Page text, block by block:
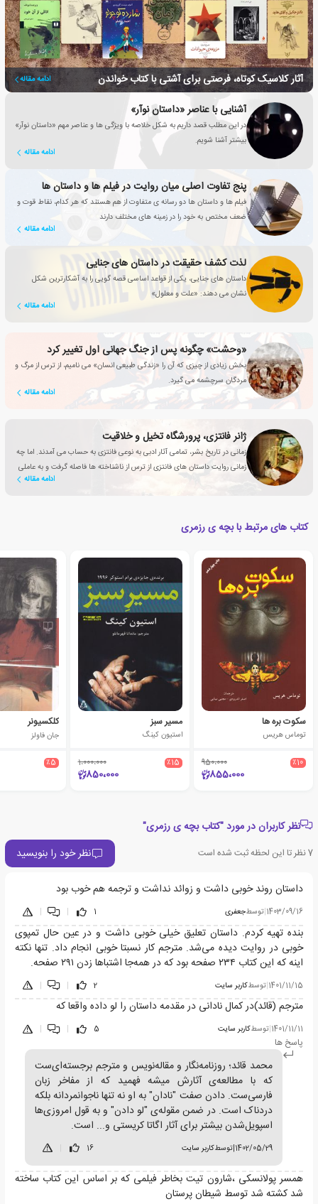
آثار کلاسیک کوتاه، فرصتی برای آشتی با کتاب خواندن ادامه مقاله
آشنایی با عناصر «داستان نوآر»
در این مطلب قصد داریم به شکل خلاصه با ویژگی ها و عناصر مهم «داستان نوآر»
بیشتر آشنا شویم.
ادامه مقاله
پنج تفاوت اصلی میان روایت در فیلم ها و داستان ها
فیلم ها و داستان ها دو رسانه ی متفاوت از هم هستند که هر کدام، نقاط قوت و
ضعف مختص به خود را در زمینه های مختلف دارند
ادامه مقاله
لذت کشف حقیقت در داستان های جنایی
داستان های جنایی، یکی از قواعد اساسی قصه گویی را به آشکارترین شکل
نشان می دهند: «علت و معلول»
ادامه مقاله
«وحشت» چگونه پس از جنگ جهانی اول تغییر کرد
بخش زیادی از چیزی که آن را «زندگی طبیعی انسان» می نامیم، از ترس از مرگ و
مردگان سرچشمه می گیرد.
ادامه مقاله
ژانر فانتزی، پرورشگاه تخیل و خلاقیت
زمانی در تاریخ بشر، تمامی آثار ادبی به نوعی فانتزی به حساب می آمدند. اما چه
زمانی روایت داستان های فانتزی از ترس از ناشناخته ها فاصله گرفت و به عاملی
ادامه مقاله
کتاب های مرتبط با بچه ی رزمری
سکوت بره ها
توماس هریس
٪10 950،000
855،000
مسیر سبز
استیون کینگ
٪15 1،000،000
850،000
کلکسیونر
جان فاولز
٪5
نظر کاربران در مورد "کتاب بچه ی رزمری"
7نظر تا این لحظه ثبت شده است نظر خود را بنویسید
داستان روند خوبی داشت و زوائد نداشت و ترجمه هم خوب بود
1403/09/16
|توسطجعفری 1
|
|
بنده تهیه کردم. داستان تعلیق خیلی خوبی داشت و در عین حال تمپوی
خوبی در روایت دیده می‌شد. مترجم کار نسبتا خوبی انجام داد. تنها نکته
اینه که این کتاب ۲۳۴ صفحه بود که در همه‌جا اشتباها زدن ۲۹۱ صفحه.
1401/11/15
|توسطکاربر سایت 2
|
|
مترجم (قائد)در کمال نادانی در مقدمه داستان را لو داده واقعا که
1401/11/11
|توسطکاربر سایت 5
|
|
پاسخ ها
محمد قائد؛ روزنامه‌نگار و مقاله‌نویس و مترجم برجسته‌ای‌ست
که با مطالعه‌ی آثارش میشه فهمید که از مفاخر زبان
فارسی‌ست. دادن صفت "نادان" به او نه تنها ناجوانمردانه بلکه
دردناک است. در ضمن مقوله‌ی "لو دادن" و به قول امروزی‌ها
اسپویل‌شدن بیشتر برای آثار اگاتا کریستی و... است.
1402/05/29
|توسطکاربر سایت 16
همسر پولانسکی ،شارون تیت بخاطر فیلمی که بر اساس این کتاب ساخته
شد کشته شد توسط شیطان پرستان